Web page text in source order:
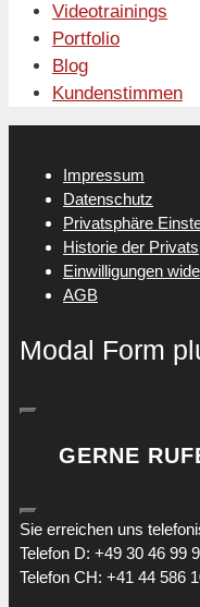
Videotrainings
Portfolio
Blog
Kundenstimmen
Impressum
Datenschutz
Privatsphäre
Historie der
Einwilligungen
AGB
Modal Form
GERNE
Sie erreichen uns
Telefon D: +49 30 46 99
Telefon CH: +41 44 586